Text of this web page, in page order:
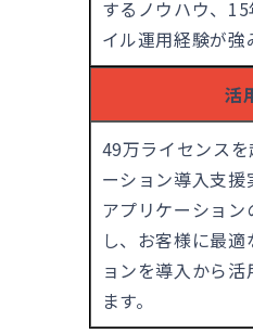
するノウハウ、
イル運用経験が強
活
49万ライセンス
ーション導入支援
アプリケーション
し、お客様に最
ョンを導入から
ます。